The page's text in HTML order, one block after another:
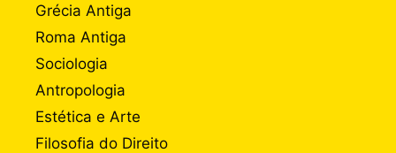
Grécia Antiga
Roma Antiga
Sociologia
Antropologia
Estética e Arte
Filosofia do Direito